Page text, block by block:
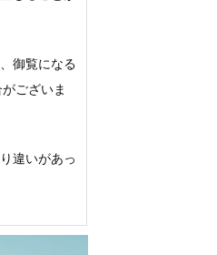
御覧になる
ございま
違いがあっ